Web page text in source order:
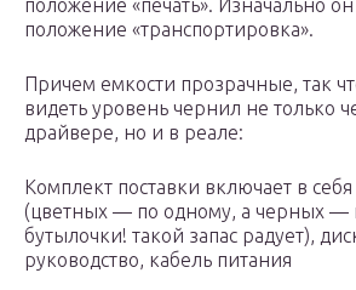
положение «печать». Изначально он
положение «транспортировка».
Причем емкости прозрачные, так
видеть уровень чернил не только
драйвере, но и в реале:
Комплект поставки включает в
(цветных — по одному, а черных —
бутылочки! такой запас радует),
руководство, кабель питания